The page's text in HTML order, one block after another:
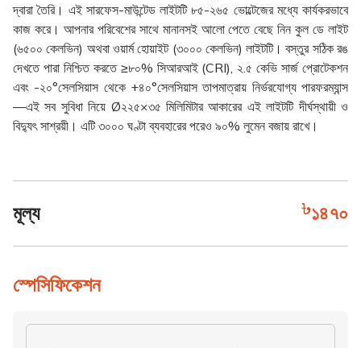
দ্বারা তৈরি। এই সারফেস-মাউন্টেড লাইটটি ৮৫-২৬৫ ভোল্টেজের মধ্যে কার্যকরভাবে
কাজ করে। আপনার পরিবেশের সাথে মানানসই আলো পেতে বেছে নিন কুল ডে লাইট
(৬৫০০ কেলভিন) অথবা ওয়ার্ম হোয়াইট (৩০০০ কেলভিন) লাইটটি। বস্তুর সঠিক রঙ
দেখতে পারা নিশ্চিত করতে ≥৮০% সিআরআই (CRI), ২.৫ কেভি সার্জ প্রোটেকশন
এবং -২০°সেলসিয়াস থেকে +৪০°সেলসিয়াস তাপমাত্রায় নির্ভরযোগ্য পারফরম্যান্স
—এই সব সুবিধা নিয়ে Ø২২৫×৩৫ মিলিমিটার আকারের এই লাইটটি দীর্ঘস্থায়ী ও
বিদ্যুৎ সাশ্রয়ী। এটি ৩০০০ ঘণ্টা ব্যবহারের পরেও ৯০% লুমেন বজায় রাখে।
মূল্য ১৪৭০
স্পেসিফিকেশন